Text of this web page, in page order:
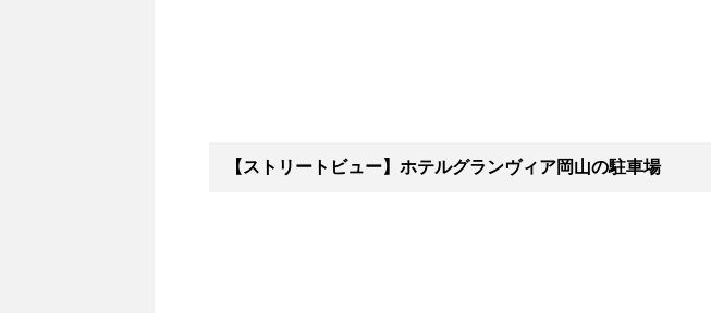
【ストリートビュー】ホテルグランヴィア岡山の駐車場